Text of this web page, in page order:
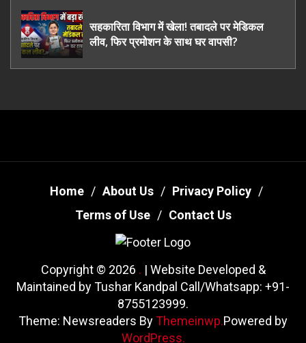
सहकारिता विभाग में खेला! तबादले पर मेडिकल
लीव, फिर प्रमोशन के साथ घर वापसी?
Home About Us
Privacy Policy
Terms of Use
Contact Us
Copyright © 2026 . | Website Developed &
Maintained by Tushar Kandpal Call/Whatsapp: +91-
8755123999.
Theme: Newsreaders By Themeinwp.Powered by
WordPress.